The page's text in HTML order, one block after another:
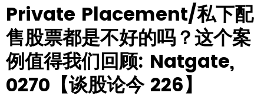
Private Placement/私下配
售股票都是不好的吗？这个案
例值得我们回顾: Natgate,
0270【谈股论今 226】